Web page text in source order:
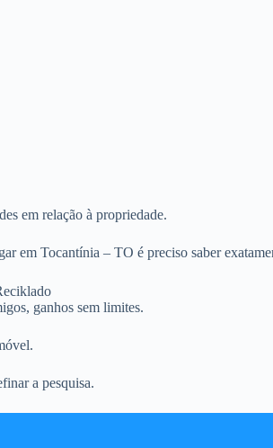
em relação à propriedade.
em Tocantínia – TO é preciso saber
ganhos sem limites.
a pesquisa.